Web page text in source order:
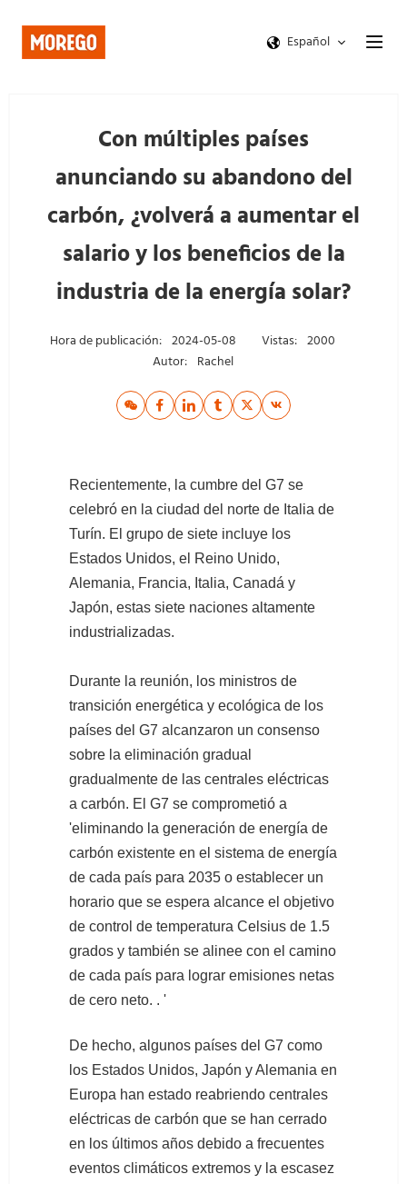
Español
Con múltiples países
anunciando su abandono del
carbón, ¿volverá a aumentar el
salario y los beneficios de la
industria de la energía solar?
Hora de publicación: 2024-05-08 Vistas: 2000
Autor: Rachel
Recientemente, la cumbre del G7 se
celebró en la ciudad del norte de Italia de
Turín. El grupo de siete incluye los
Estados Unidos, el Reino Unido,
Alemania, Francia, Italia, Canadá y
Japón, estas siete naciones altamente
industrializadas.
Durante la reunión, los ministros de
transición energética y ecológica de los
países del G7 alcanzaron un consenso
sobre la eliminación gradual
gradualmente de las centrales eléctricas
a carbón. El G7 se comprometió a
'eliminando la generación de energía de
carbón existente en el sistema de energía
de cada país para 2035 o establecer un
horario que se espera alcance el objetivo
de control de temperatura Celsius de 1.5
grados y también se alinee con el camino
de cada país para lograr emisiones netas
de cero neto. . '
De hecho, algunos países del G7 como
los Estados Unidos, Japón y Alemania en
Europa han estado reabriendo centrales
eléctricas de carbón que se han cerrado
en los últimos años debido a frecuentes
eventos climáticos extremos y la escasez